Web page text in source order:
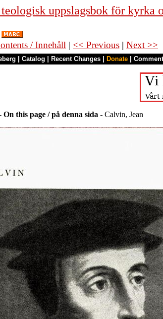
uppslagsbok för kyrka
/ Innehåll | << Previous | Next >>
Catalog Recent Changes Donate
On this page / på denna sida - Calvin, Jean